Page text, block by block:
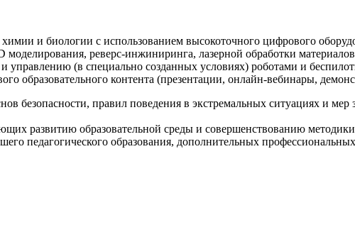
и биологии с использованием высокоточного цифрового
моделирования, реверс-инжиниринга, лазерной обработки
управлению (в специально созданных условиях) роботами и
образовательного контента (презентации, онлайн-вебинары,
безопасности, правил поведения в экстремальных ситуациях и
развитию образовательной среды и совершенствованию
педагогического образования, дополнительных